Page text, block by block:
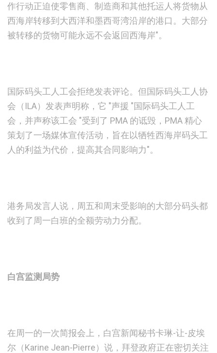
作行动正迫使零售商、制造商和其他托运人将货物从
西海岸转移到大西洋和墨西哥湾沿岸的港口。大部分
被转移的货物可能永远不会返回西海岸"。
国际码头工人工会拒绝发表评论。但国际码头工人协
会（ILA）发表声明称，它 "声援 "国际码头工人工
会，并声称该工会 "受到了 PMA 的诋毁，PMA 精心
策划了一场媒体宣传活动，旨在以牺牲西海岸码头工
人的利益为代价，提高其合同影响力"。
港务局发言人说，周五和周末受影响的大部分码头都
收到了周一白班的全额劳动力分配。
白宫监测局势
在周一的一次简报会上，白宫新闻秘书卡琳-让-皮埃
尔（Karine Jean-Pierre）说，拜登政府正在密切关注